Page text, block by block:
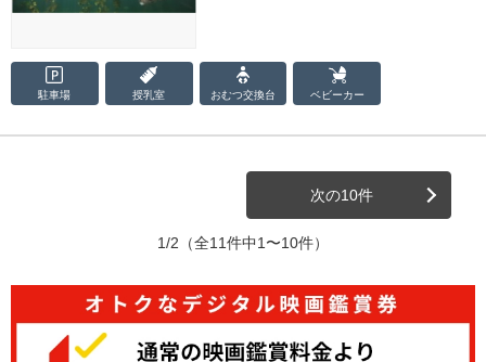
駐車場 授乳室 おむつ交換台 ベビーカー
次の10件
1/2 （全11件中1〜10件）